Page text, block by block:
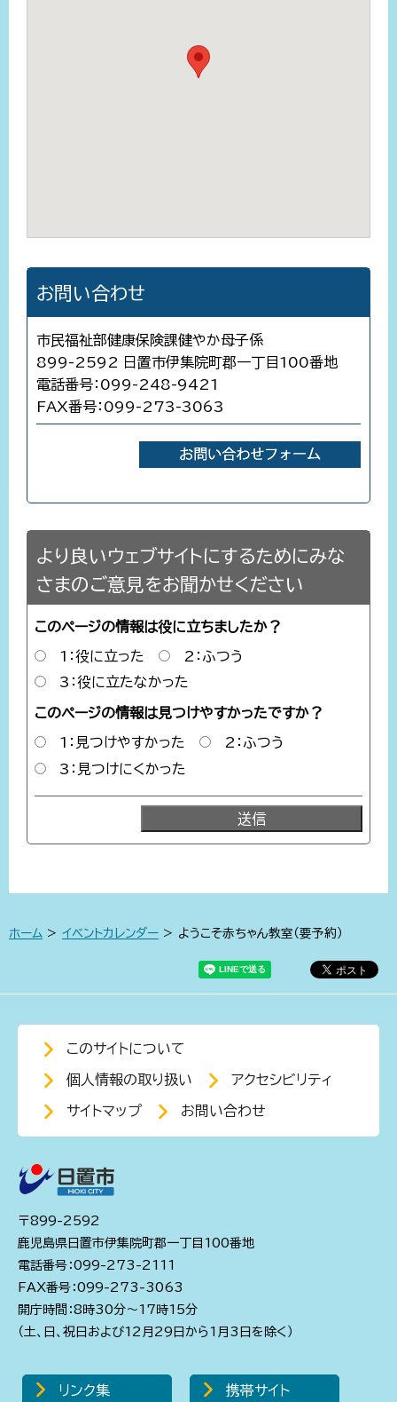
お問い合わせ
市民福祉部健康保険課健やか母子係
899-2592 日置市伊集院町郡一丁目100番地
電話番号：099-248-9421
FAX番号：099-273-3063
より良いウェブサイトにするためにみな
さまのご意見をお聞かせください
このページの情報は役に立ちましたか？
1：役に立った
2：ふつう
3：役に立たなかった
このページの情報は見つけやすかったですか？
1：見つけやすかった
2：ふつう
3：見つけにくかった
ホーム > イベントカレンダー > ようこそ赤ちゃん教室（要予約）
このサイトについて
個人情報の取り扱い アクセシビリティ
サイトマップ お問い合わせ
〒899-2592
鹿児島県日置市伊集院町郡一丁目100番地
電話番号：099-273-2111
FAX番号：099-273-3063
開庁時間：8時30分～17時15分
（土、日、祝日および12月29日から1月3日を除く）
リンク集 携帯サイト